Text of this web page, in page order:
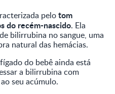
pelotom
do recém-nascido. Ela
bilirrubina no sangue, uma
natural das hemácias.
do bebê ainda está
a bilirrubina com
seu acúmulo.